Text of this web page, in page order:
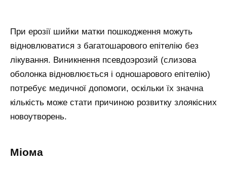
При ерозії шийки матки пошкодження можуть
відновлюватися з багатошарового епітелію без
лікування. Виникнення псевдоэрозий (слизова
оболонка відновлюється і одношарового епітелію)
потребує медичної допомоги, оскільки їх значна
кількість може стати причиною розвитку злоякісних
новоутворень.
Міома